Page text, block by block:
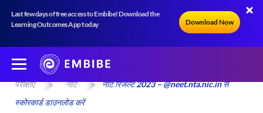
Last few days of free access to Embibe! Download the
Learning Outcomes App today
Download Now
परीक्षाएँ नीट
नीट रिजल्ट 2023 – @neet.nta.nic.in से
स्कोरकार्ड डाउनलोड करें